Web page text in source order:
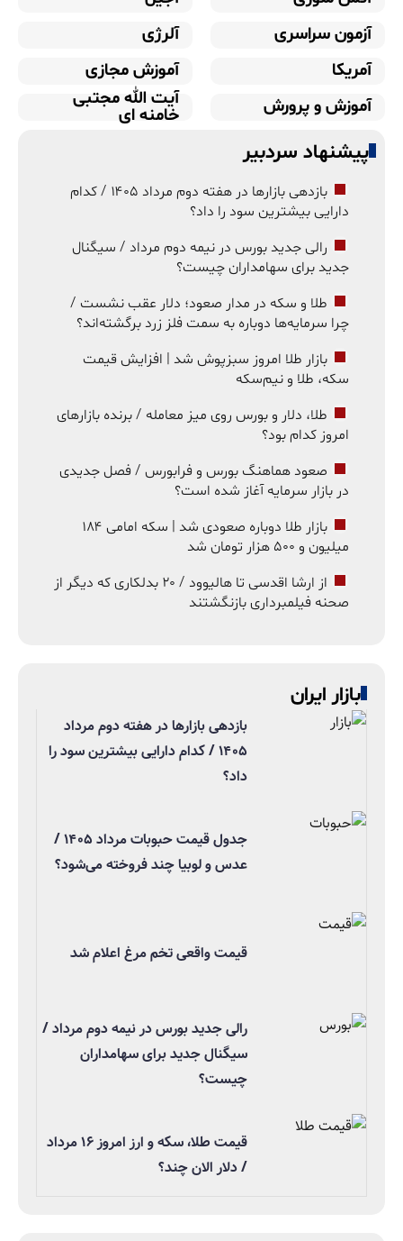
آزمون سراسری
آلرژی
آمریکا
آموزش مجازی
آموزش و پرورش
آیت الله مجتبی
خامنه ای
پیشنهاد سردبیر
بازدهی بازارها در هفته دوم مرداد ۱۴۰۵ / کدام
دارایی بیشترین سود را داد؟
رالی جدید بورس در نیمه دوم مرداد / سیگنال
جدید برای سهامداران چیست؟
طلا و سکه در مدار صعود؛ دلار عقب نشست /
چرا سرمایه‌ها دوباره به سمت فلز زرد برگشته‌اند؟
بازار طلا امروز سبزپوش شد | افزایش قیمت
سکه، طلا و نیم‌سکه
طلا، دلار و بورس روی میز معامله / برنده بازارهای
امروز کدام بود؟
صعود هماهنگ بورس و فرابورس / فصل جدیدی
در بازار سرمایه آغاز شده است؟
بازار طلا دوباره صعودی شد | سکه امامی ۱۸۴
میلیون و ۵۰۰ هزار تومان شد
از ارشا اقدسی تا هالیوود / ۲۰ بدلکاری که دیگر از
صحنه فیلمبرداری بازنگشتند
بازار ایران
بازدهی بازارها در هفته دوم مرداد
۱۴۰۵ / کدام دارایی بیشترین سود را
داد؟
جدول قیمت حبوبات مرداد ۱۴۰۵ /
عدس و لوبیا چند فروخته می‌شود؟
قیمت واقعی تخم مرغ اعلام شد
رالی جدید بورس در نیمه دوم مرداد /
سیگنال جدید برای سهامداران
چیست؟
قیمت طلا، سکه و ارز امروز ۱۶ مرداد
/ دلار الان چند؟